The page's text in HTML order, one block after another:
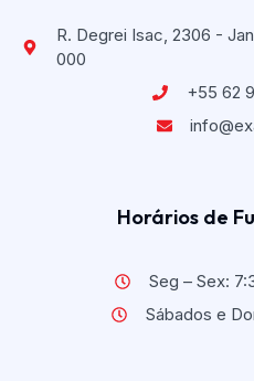
R. Degrei Isac, 2306 -
000
+55 62
Horários de
Seg – Sex:
Sábados e